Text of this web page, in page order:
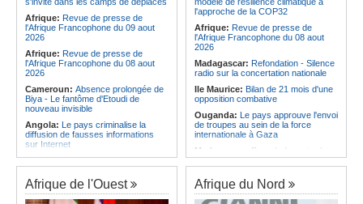
comme une expérience pour aller de
l'avant »
Afrique:
Les statistiques clés avant
d'Ivoire et l'Algérie
Angola:Le Wiliete échoue en demi-
finales du championnat national
féminin
Afrique: Revue de presse de
l'Afrique Francophone du 09 aout
2026
Afrique: Revue de presse de
l'Afrique Francophone du 08 aout
2026
Cameroun: Absence prolongée de
Biya - Le fantôme d'Etoudi de
nouveau invisible
Angola: Le pays criminalise la
diffusion de fausses informations
sur Internet
Congo-Brazzaville:Concours de
musique 'Talents +' - La liste des
participants publiée
Congo-Brazzaville:Coupe du
l'approche de la COP32
Afrique: Revue de presse de
l'Afrique Francophone du 08 aout
2026
Madagascar: Refondation - Silence
radio sur la concertation nationale
Ile Maurice: Bilan de 21 mois d'une
opposition combative
Ouganda: Le pays approuve l'envoi
de troupes au sein de la force
internationale à Gaza
Madagascar: Bras de fer entre le
pays et le FMI autour du déblocage
de plus de 180 millions de dollars
Ile Maurice: 24 bénéficiaires pour
les bourses additionnelles sur
Afrique de l'Ouest Afrique du Nord